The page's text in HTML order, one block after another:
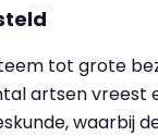
tot grote
artsen vreest
waarbij